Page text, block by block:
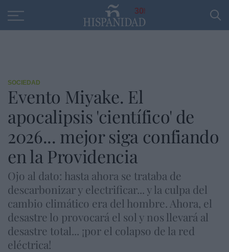
30
SOCIEDAD
Evento Miyake. El
apocalipsis 'científico' de
2026... mejor siga confiando
en la Providencia
Ojo al dato: hasta ahora se trataba de
descarbonizar y electrificar... y la culpa del
cambio climático era del hombre. Ahora, el
desastre lo provocará el sol y nos llevará al
desastre total... ¡por el colapso de la red
eléctrica!